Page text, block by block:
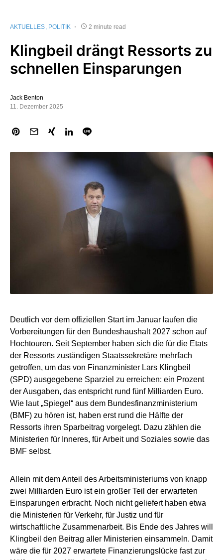
AKTUELLES POLITIK 2 minute read
Klingbeil drängt Ressorts zu
schnellen Einsparungen
Jack Benton
11. Dezember 2025
Deutlich vor dem offiziellen Start im Januar laufen die
Vorbereitungen für den Bundeshaushalt 2027 schon auf
Hochtouren. Seit September haben sich die für die Etats
der Ressorts zuständigen Staatssekretäre mehrfach
getroffen, um das von Finanzminister Lars Klingbeil
(SPD) ausgegebene Sparziel zu erreichen: ein Prozent
der Ausgaben, das entspricht rund fünf Milliarden Euro.
Wie laut „Spiegel“ aus dem Bundesfinanzministerium
(BMF) zu hören ist, haben erst rund die Hälfte der
Ressorts ihren Sparbeitrag vorgelegt. Dazu zählen die
Ministerien für Inneres, für Arbeit und Soziales sowie das
BMF selbst.
Allein mit dem Anteil des Arbeitsministeriums von knapp
zwei Milliarden Euro ist ein großer Teil der erwarteten
Einsparungen erbracht. Noch nicht geliefert haben etwa
die Ministerien für Verkehr, für Justiz und für
wirtschaftliche Zusammenarbeit. Bis Ende des Jahres will
Klingbeil den Beitrag aller Ministerien einsammeln. Damit
wäre die für 2027 erwartete Finanzierungslücke fast zur